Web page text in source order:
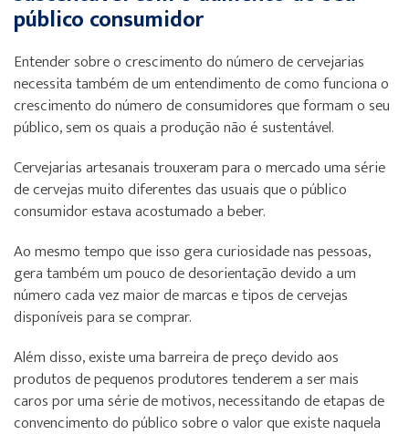
público consumidor
Entender sobre o crescimento do número de cervejarias
necessita também de um entendimento de como funciona o
crescimento do número de consumidores que formam o seu
público, sem os quais a produção não é sustentável.
Cervejarias artesanais trouxeram para o mercado uma série
de cervejas muito diferentes das usuais que o público
consumidor estava acostumado a beber.
Ao mesmo tempo que isso gera curiosidade nas pessoas,
gera também um pouco de desorientação devido a um
número cada vez maior de marcas e tipos de cervejas
disponíveis para se comprar.
Além disso, existe uma barreira de preço devido aos
produtos de pequenos produtores tenderem a ser mais
caros por uma série de motivos, necessitando de etapas de
convencimento do público sobre o valor que existe naquela